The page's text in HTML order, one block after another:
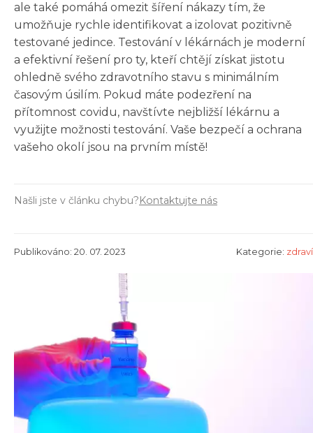
ale také pomáhá omezit šíření nákazy tím, že
umožňuje rychle identifikovat a izolovat pozitivně
testované jedince. Testování v lékárnách je moderní
a efektivní řešení pro ty, kteří chtějí získat jistotu
ohledně svého zdravotního stavu s minimálním
časovým úsilím. Pokud máte podezření na
přítomnost covidu, navštívte nejbližší lékárnu a
využijte možnosti testování. Vaše bezpečí a ochrana
vašeho okolí jsou na prvním místě!
Našli jste v článku chybu?Kontaktujte nás
Publikováno: 20. 07. 2023 Kategorie: zdraví